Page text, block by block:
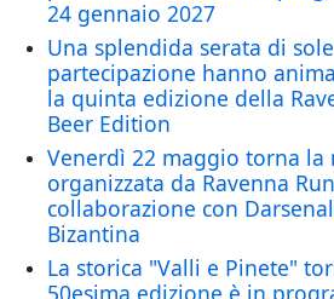
24 gennaio 2027
Una splendida serata di
partecipazione hanno
la quinta edizione della
Beer Edition
Venerdì 22 maggio torna la
organizzata da Ravenna
collaborazione con
Bizantina
La storica "Valli e Pinete"